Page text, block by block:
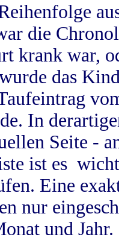
die
krank war,
das
In
Seite -
ist es
Eine
nur
und Jahr.